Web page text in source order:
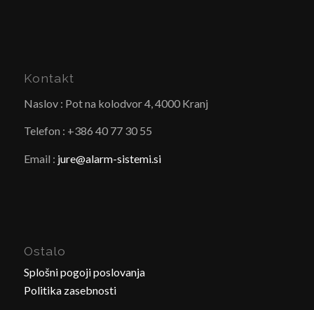
Kontakt
Naslov : Pot na kolodvor 4, 4000 Kranj
Telefon : +386 40 77 30 55
Email : jure@alarm-sistemi.si
Ostalo
Splošni pogoji poslovanja
Politika zasebnosti